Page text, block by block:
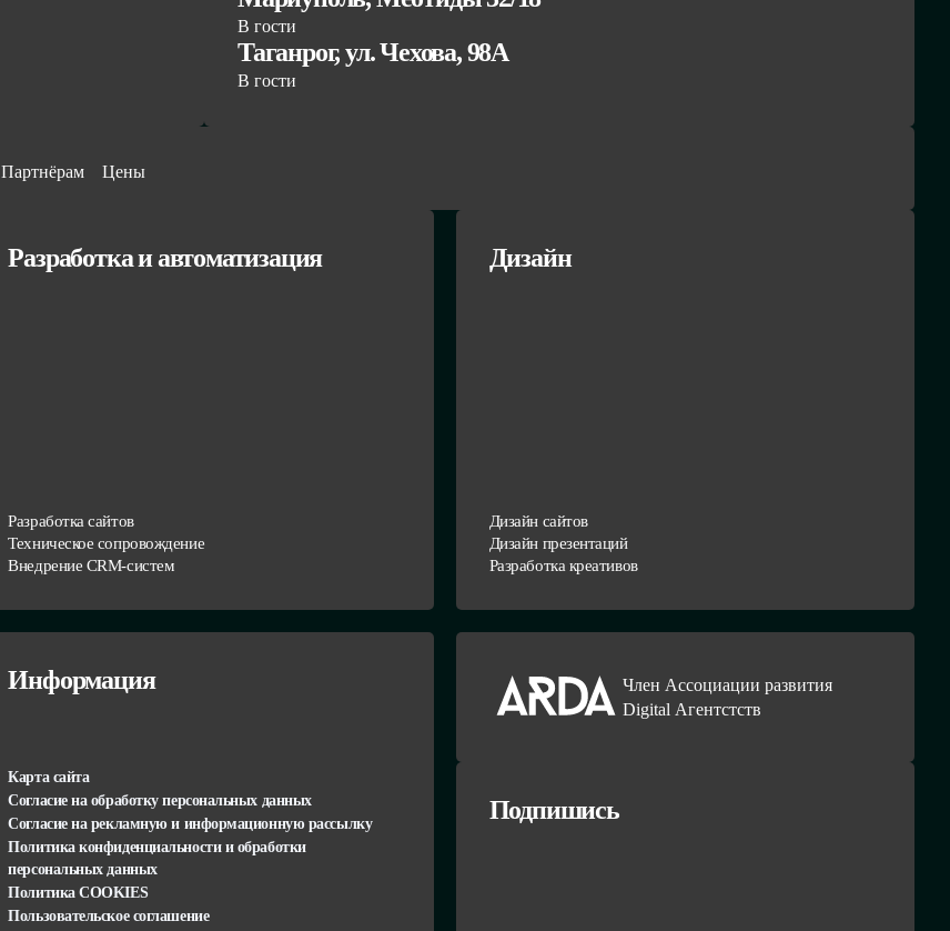
В гости
Таганрог, ул. Чехова, 98А
В гости
Партнёрам Цены
Разработка и автоматизация
Разработка сайтов
Техническое сопровождение
Внедрение CRM-систем
Дизайн
Дизайн сайтов
Дизайн презентаций
Разработка креативов
Информация
Карта сайта
Согласие на обработку персональных данных
Согласие на рекламную и информационную рассылку
Политика конфиденциальности и обработки
персональных данных
Политика COOKIES
Пользовательское соглашение
Член Ассоциации развития
Digital Агентстств
Подпишись